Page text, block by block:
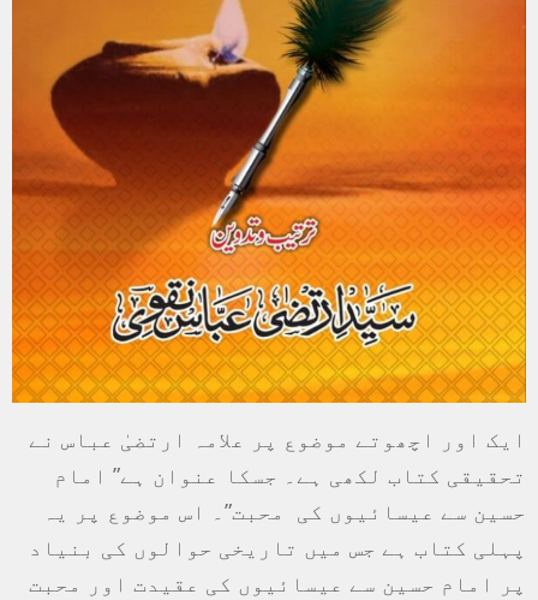
ایک اور اچھوتے موضوع پر علامہ ارتضیٰ عباس نے
تحقیقی کتاب لکھی ہے۔ جسکا عنوان ہے” امام
حسین سے عیسائیوں کی محبت”۔ اس موضوع پر یہ
پہلی کتاب ہے جس میں تاریخی حوالوں کی بنیاد
پر امام حسین سے عیسائیوں کی عقیدت اور محبت